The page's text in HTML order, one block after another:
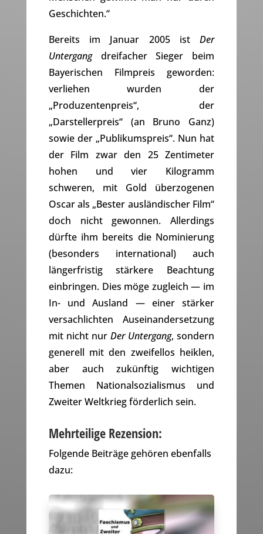
Geschichten.“
Bereits im Januar 2005 istDer
Untergangdreifacher Sieger beim
Bayerischen Filmpreis geworden:
verliehen wurden der
„Produzentenpreis“, der
„Darstellerpreis“ (an Bruno Ganz)
sowie der „Publikumspreis“. Nun hat
der Film zwar den 25 Zentimeter
hohen und vier Kilogramm
schweren, mit Gold überzogenen
Oscar als „Bester ausländischer Film“
doch nicht gewonnen. Allerdings
dürfte ihm bereits die Nominierung
(besonders international) auch
längerfristig stärkere Beachtung
einbringen. Dies möge zugleich — im
In- und Ausland — einer stärker
versachlichten Auseinandersetzung
mit nicht nurDer Untergang, sondern
generell mit den zweifellos heiklen,
aber auch zukünftig wichtigen
Themen Nationalsozialismus und
Zweiter Weltkrieg förderlich sein.
Mehrteilige Rezension:
Folgende Beiträge gehören ebenfalls
dazu: